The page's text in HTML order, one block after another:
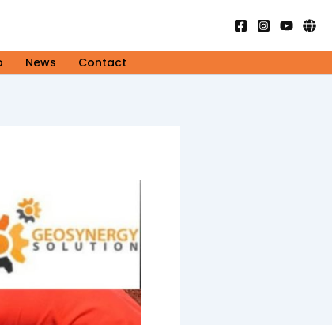
News Contact